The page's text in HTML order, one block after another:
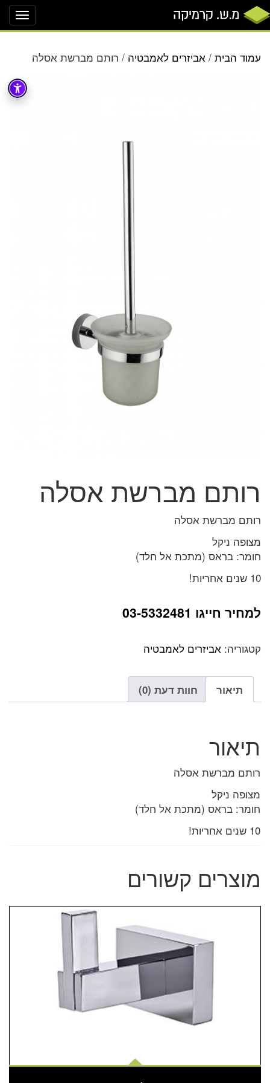
עמוד הבית / אביזרים לאמבטיה / רותם מברשת אסלה
רותם מברשת אסלה
רותם מברשת אסלה
מצופה ניקל
חומר: בראס (מתכת אל חלד)
10 שנים אחריות!
למחיר חייגו 03-5332481
קטגוריה: אביזרים לאמבטיה
תיאור חוות דעת (0)
תיאור
רותם מברשת אסלה
מצופה ניקל
חומר: בראס (מתכת אל חלד)
10 שנים אחריות!
מוצרים קשורים